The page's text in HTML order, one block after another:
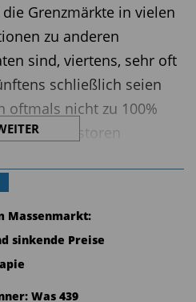
Grenzmärkte in vielen
zu anderen
sind, viertens, sehr oft
schließlich seien
oftmals nicht zu 100%
Investoren
will bei seinen
taktisch und extrem
investieren
Emissionen“. ING
dies sei nicht allen
Massenmarkt:
sinkende Preise
Was 439